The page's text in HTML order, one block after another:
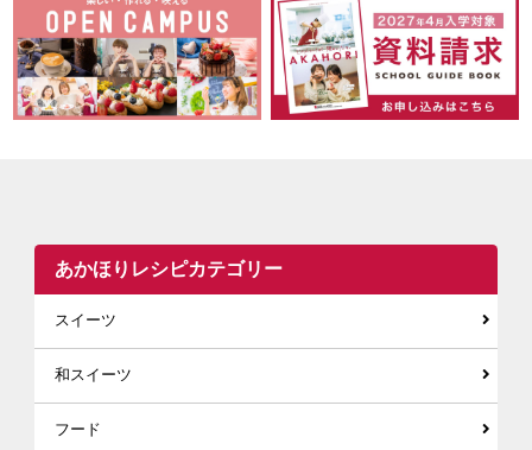
あかほりレシピカテゴリー
スイーツ
和スイーツ
フード